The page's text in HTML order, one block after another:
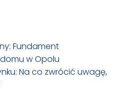
Fundament
w Opolu
Na co zwrócić uwagę,